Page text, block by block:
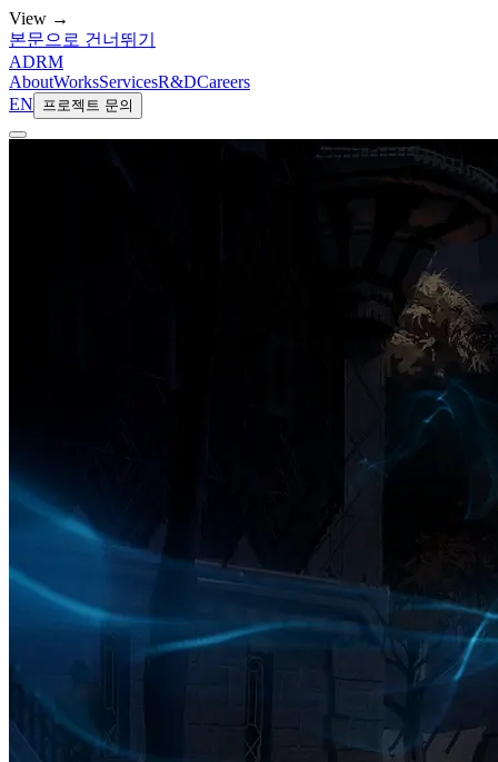
View →
본문으로 건너뛰기
ADRM
AboutWorksServicesR&DCareers
EN
프로젝트 문의